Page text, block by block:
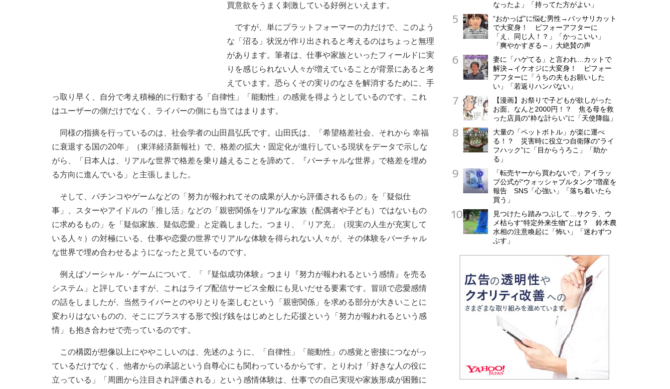
買意欲をうまく刺激している好例といえます。
ですが、単にプラットフォーマーの力だけで、このよう
な「沼る」状況が作り出されると考えるのはちょっと無理
があります。筆者は、仕事や家族といったフィールドに実
りを感じられない人々が増えていることが背景にあると考
えています。恐らくその実りのなさを解消するために、手
っ取り早く、自分で考え積極的に行動する「自律性」「能動性」の感覚を得ようとしているのです。これ
はユーザーの側だけでなく、ライバーの側にも当てはまります。
同様の指摘を行っているのは、社会学者の山田昌弘氏です。山田氏は、「希望格差社会、それから 幸福
に衰退する国の20年」（東洋経済新報社）で、格差の拡大・固定化が進行している現状をデータで示しな
がら、「日本人は、リアルな世界で格差を乗り越えることを諦めて、『バーチャルな世界』で格差を埋め
る方向に進んでいる」と主張しました。
そして、パチンコやゲームなどの「努力が報われてその成果が人から評価されるもの」を「疑似仕
事」、スターやアイドルの「推し活」などの「親密関係をリアルな家族（配偶者や子ども）ではないもの
に求めるもの」を「疑似家族、疑似恋愛」と定義しました。つまり、「リア充」（現実の人生が充実して
いる人々）の対極にいる、仕事や恋愛の世界でリアルな体験を得られない人々が、その体験をバーチャル
な世界で埋め合わせるようになったと見ているのです。
例えばソーシャル・ゲームについて、「『疑似成功体験』つまり『努力が報われるという感情』を売る
システム」と評していますが、これはライブ配信サービス全般にも見いだせる要素です。冒頭で恋愛感情
の話をしましたが、当然ライバーとのやりとりを楽しむという「親密関係」を求める部分が大きいことに
変わりはないものの、そこにプラスする形で投げ銭をはじめとした応援という「努力が報われるという感
情」も抱き合わせで売っているのです。
この構図が想像以上にややこしいのは、先述のように、「自律性」「能動性」の感覚と密接につながっ
ているだけでなく、他者からの承認という自尊心にも関わっているからです。とりわけ「好きな人の役に
立っている」「周囲から注目され評価される」という感情体験は、仕事での自己実現や家族形成が困難に
なったよ」「持ってた方がよい」
“おかっぱ”に悩む男性→バッサリカット
で大変身！ ビフォーアフターに
「え、同じ人！？」「かっこいい」
「爽やかすぎる～」大絶賛の声
妻に「ハゲてる」と言われ…カットで
解決→イケオジに大変身！ ビフォー
アフターに「うちの夫もお願いした
い」「若返りハンパない」
【漫画】お祭りで子どもが欲しがった
お面、なんと2000円！？ 焦る母を救
った店員の“粋な計らい”に「天使降臨」
大量の「ペットボトル」が楽に運べ
る！？ 災害時に役立つ自衛隊の“ライ
フハック”に「目からうろこ」「助か
る」
「転売ヤーから買わないで」アイラッ
プ公式が“ウォッシャブルタンク”増産を
報告 SNS「心強い」「落ち着いたら
買う」
見つけたら踏みつぶして…サクラ、ウ
メ枯らす“特定外来生物”とは？ 鈴木農
水相の注意喚起に「怖い」「迷わずつ
ぶす」